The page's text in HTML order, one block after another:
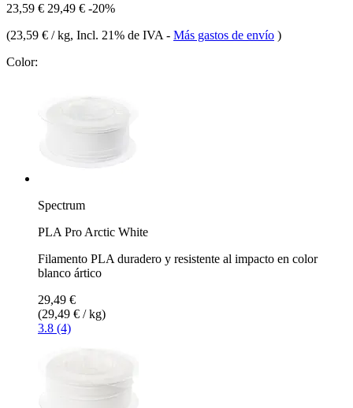
23,59 € 29,49 € -20%
(23,59 € / kg, Incl. 21% de IVA - Más gastos de envío )
Color:
Spectrum
PLA Pro Arctic White
Filamento PLA duradero y resistente al impacto en color
blanco ártico
29,49 €
(29,49 € / kg)
3.8 (4)